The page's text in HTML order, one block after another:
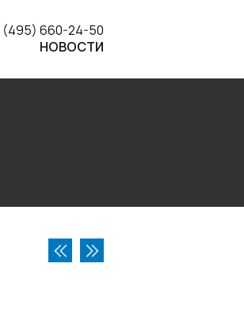
(495) 660-24-50
НОВОСТИ